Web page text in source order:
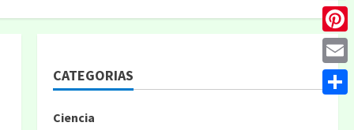
CATEGORIAS
Ciencia
Email